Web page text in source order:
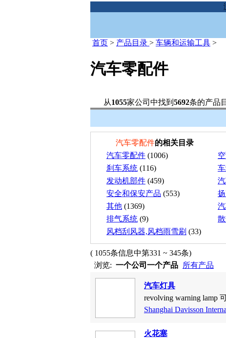
首页 > 产品目录 > 车辆和运输工具 >
汽车零配件
从1055家公司中找到 5692条的产品
汽车零配件的相关目录
汽车零配件 (1006)
刹车系统 (116)
发动机部件 (459)
安全和保安产品 (553)
其他 (1369)
排气系统 (9)
风档刮风器,风档雨雪刷 (33)
( 1055条信息中第331 ~ 345条)
浏览: 一个公司一个产品 所有产品
汽车灯具
revolving warning lamp
Shanghai Davisson
火花塞